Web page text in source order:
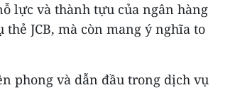
lực và thành tựu của ngân hàng
JCB, mà còn mang ý nghĩa to
phong và dẫn đầu trong dịch vụ